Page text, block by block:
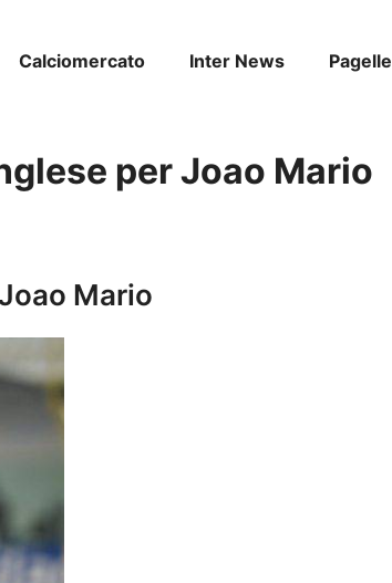
Calciomercato Inter News Pagelle
per Joao Mario
Mario